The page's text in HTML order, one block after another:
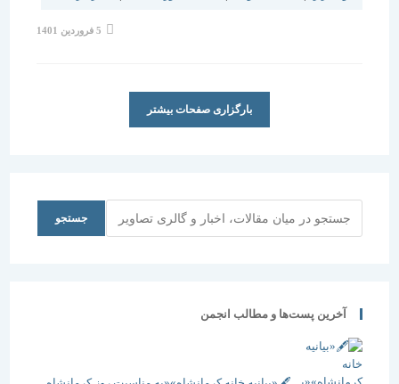
بارگزاری صفحات بیشتر
جستجو
آخرین پست‌ها و مطالب انجمن